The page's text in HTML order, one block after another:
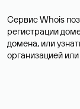
Сервис Whois
регистрации
домена, или
организацией